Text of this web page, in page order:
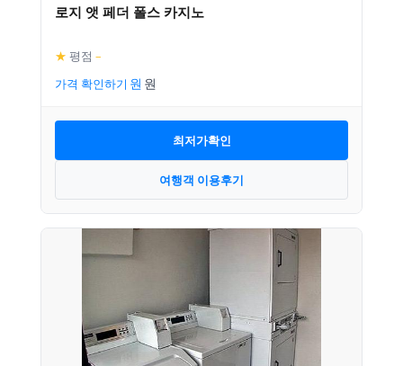
로지 앳 페더 폴스 카지노
★ 평점 –
가격 확인하기
최저가확인
여행객 이용후기